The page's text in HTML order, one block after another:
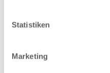
Statistiken
Marketing
Die Schmerzen gehen
Grund dafür ist häufig
auf diese Wurzel drückt.